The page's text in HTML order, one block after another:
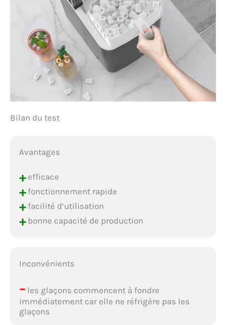
Bilan du test
Avantages
+efficace
+fonctionnement rapide
+facilité d’utilisation
+bonne capacité de production
Inconvénients
–les glaçons commencent à fondre
immédiatement car elle ne réfrigère pas les
glaçons